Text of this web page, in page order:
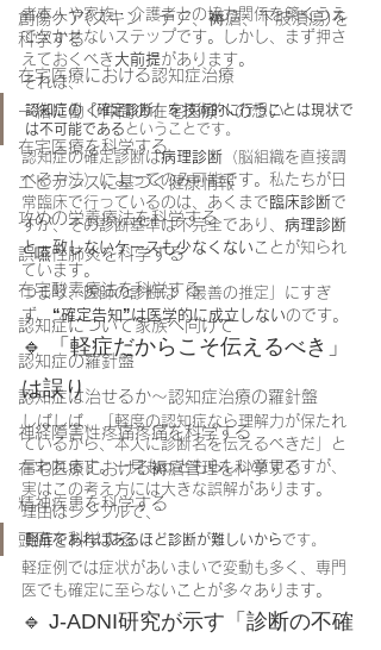
創傷ケア(スキン テア、褥瘡、下肢潰瘍)を
科学する
在宅医療における認知症治療
一緒に働く仲間の在宅医療への想い
在宅医療を科学する
エビデンスに基づく健康情報
攻めの栄養療法を科学する
誤嚥性肺炎を科学する
在宅酸素療法を科学する
認知症について家族へ向けて
認知症の羅針盤
認知症は治せるか～認知症治療の羅針盤
神経障害性疼痛疼痛を科学する
在宅医療における褥瘡管理を科学する
精神疾患を科学する
頭痛を科学する
者本人や家族・介護者との協力関係を築くうえ
で欠かせないステップです。しかし、まず押さ
えておくべき大前提があります。
それは、
認知症の「確定診断」を技術的に行うことは現状で
は不可能であるということです。
認知症の確定診断は病理診断 （脳組織を直接調
べる方法）によってのみ可能です。私たちが日
常臨床で行っているのは、あくまで 臨床診断で
すが、その診断基準は不完全であり、 病理診断
と一致しないケースも少なくない ことが知られ
ています。
つまり、医師の診断は「最善の推定」にすぎ
ず、 “確定告知”は医学的に成立しないのです。
🔹 「軽症だからこそ伝えるべき」
は誤り
しばしば、「軽度の認知症なら理解力が保たれ
ているから、本人に診断名を伝えるべきだ」と
言われます。一見もっともらしい意見ですが、
実はこの考え方には大きな誤解があります。
理由はシンプルで、
軽症であればあるほど診断が難しいからです。
軽症例では症状があいまいで変動も多く、専門
医でも確定に至らないことが多々あります。
🔹 J-ADNI研究が示す「診断の不確